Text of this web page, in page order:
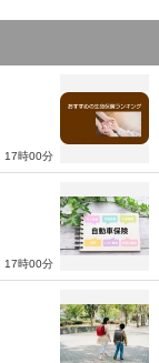
17時00分
17時00分